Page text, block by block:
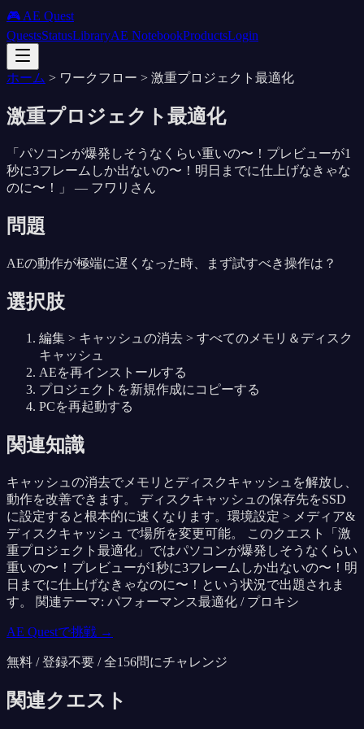
🎮 AE Quest
QuestsStatusLibraryAE NotebookProductsLogin
ホーム > ワークフロー > 激重プロジェクト最適化
激重プロジェクト最適化
「 パソコンが爆発しそうなくらい重いの〜！プレビューが1
秒に3フレームしか出ないの〜！明日までに仕上げなきゃな
のに〜！
」 — フワリさん
問題
AEの動作が極端に遅くなった時、まず試すべき操作は？
選択肢
編集 > キャッシュの消去 > すべてのメモリ＆ディスク
キャッシュ
AEを再インストールする
プロジェクトを新規作成にコピーする
PCを再起動する
関連知識
キャッシュの消去でメモリとディスクキャッシュを解放し、
動作を改善できます。 ディスクキャッシュの保存先をSSD
に設定すると根本的に速くなります。環境設定 > メディア&
ディスクキャッシュ で場所を変更可能。 このクエスト「激
重プロジェクト最適化」ではパソコンが爆発しそうなくらい
重いの〜！プレビューが1秒に3フレームしか出ないの〜！明
日までに仕上げなきゃなのに〜！という状況で出題されま
す。 関連テーマ: パフォーマンス最適化 / プロキシ
AE Questで挑戦 →
無料 / 登録不要 / 全156問にチャレンジ
関連クエスト